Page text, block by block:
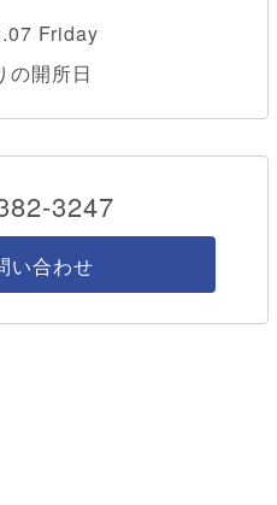
Friday
の開所日
3247
い合わせ